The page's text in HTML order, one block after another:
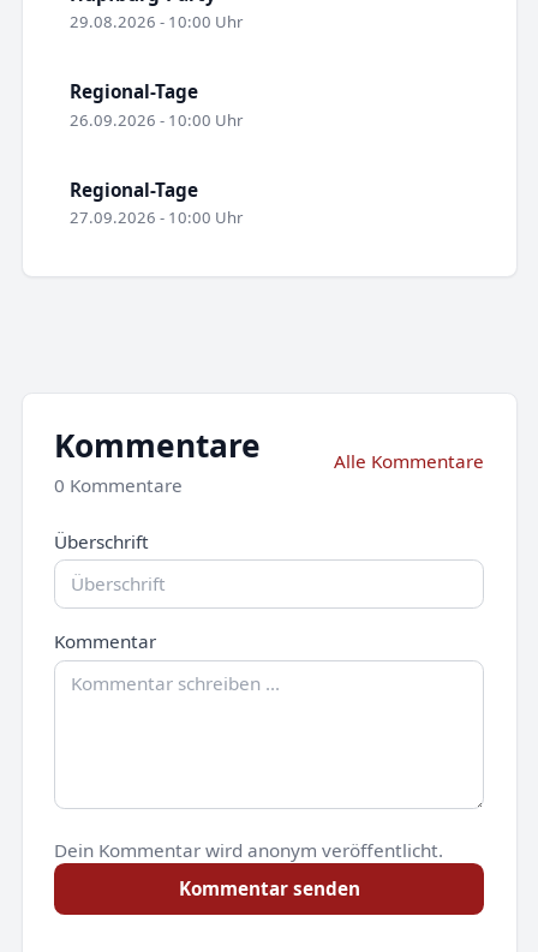
29.08.2026 - 10:00 Uhr
Regional-Tage
26.09.2026 - 10:00 Uhr
Regional-Tage
27.09.2026 - 10:00 Uhr
Kommentare
0 Kommentare
Alle Kommentare
Überschrift
Kommentar
Dein Kommentar wird anonym veröffentlicht.
Kommentar senden